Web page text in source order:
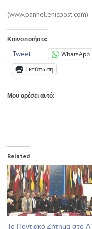
(www.panhellenicpost.com)
Κοινοποιήστε:
Tweet WhatsApp
Εκτύπωση
Μου αρέσει αυτό:
Related
Το Ποντιακό Ζήτημα στο Α΄